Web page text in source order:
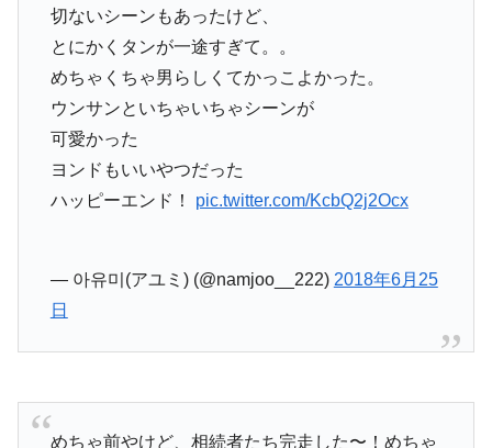
切ないシーンもあったけど、
とにかくタンが一途すぎて。。
めちゃくちゃ男らしくてかっこよかった。
ウンサンといちゃいちゃシーンが
可愛かった
ヨンドもいいやつだった
ハッピーエンド！ pic.twitter.com/KcbQ2j2Ocx
— 아유미(アユミ) (@namjoo__222) 2018年6月25
日
めちゃ前やけど、相続者たち完走した〜！めちゃ